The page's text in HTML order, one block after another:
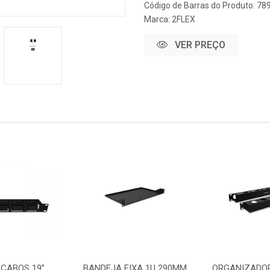
Código de Barras do Produto:
Marca: 2FLEX
VER PREÇO